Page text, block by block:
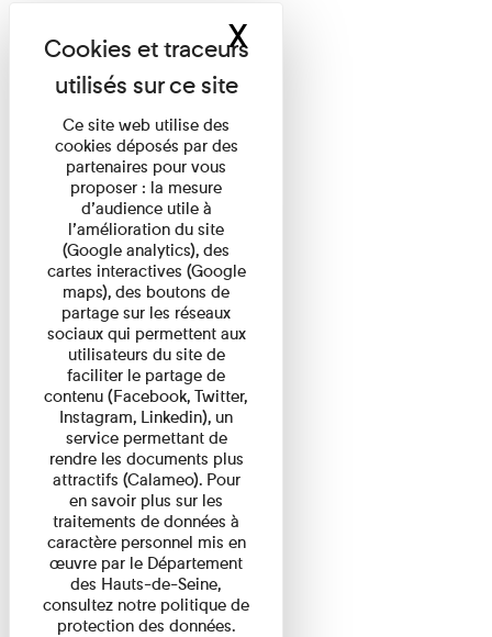
Ce site web utilise des
cookies déposés par des
partenaires pour vous
proposer : la mesure
d’audience utile à
l’amélioration du site
(Google analytics), des
cartes interactives (Google
maps), des boutons de
partage sur les réseaux
sociaux qui permettent aux
utilisateurs du site de
faciliter le partage de
contenu (Facebook, Twitter,
Instagram, Linkedin), un
service permettant de
rendre les documents plus
attractifs (Calameo). Pour
en savoir plus sur les
traitements de données à
caractère personnel mis en
œuvre par le Département
des Hauts-de-Seine,
consultez notre politique de
protection des données.
XMasquer le